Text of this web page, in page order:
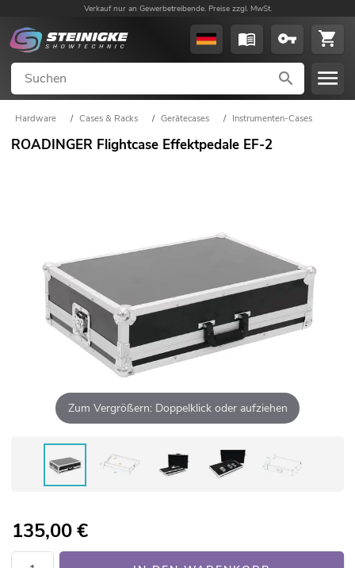
Verkauf nur an Gewerbetreibende. Preise zzgl. MwSt.
Hardware / Cases & Racks / Gerätecases / Instrumenten-Cases
ROADINGER Flightcase Effektpedale EF-2
Zum Vergrößern: Doppelklick oder aufziehen
135,00€